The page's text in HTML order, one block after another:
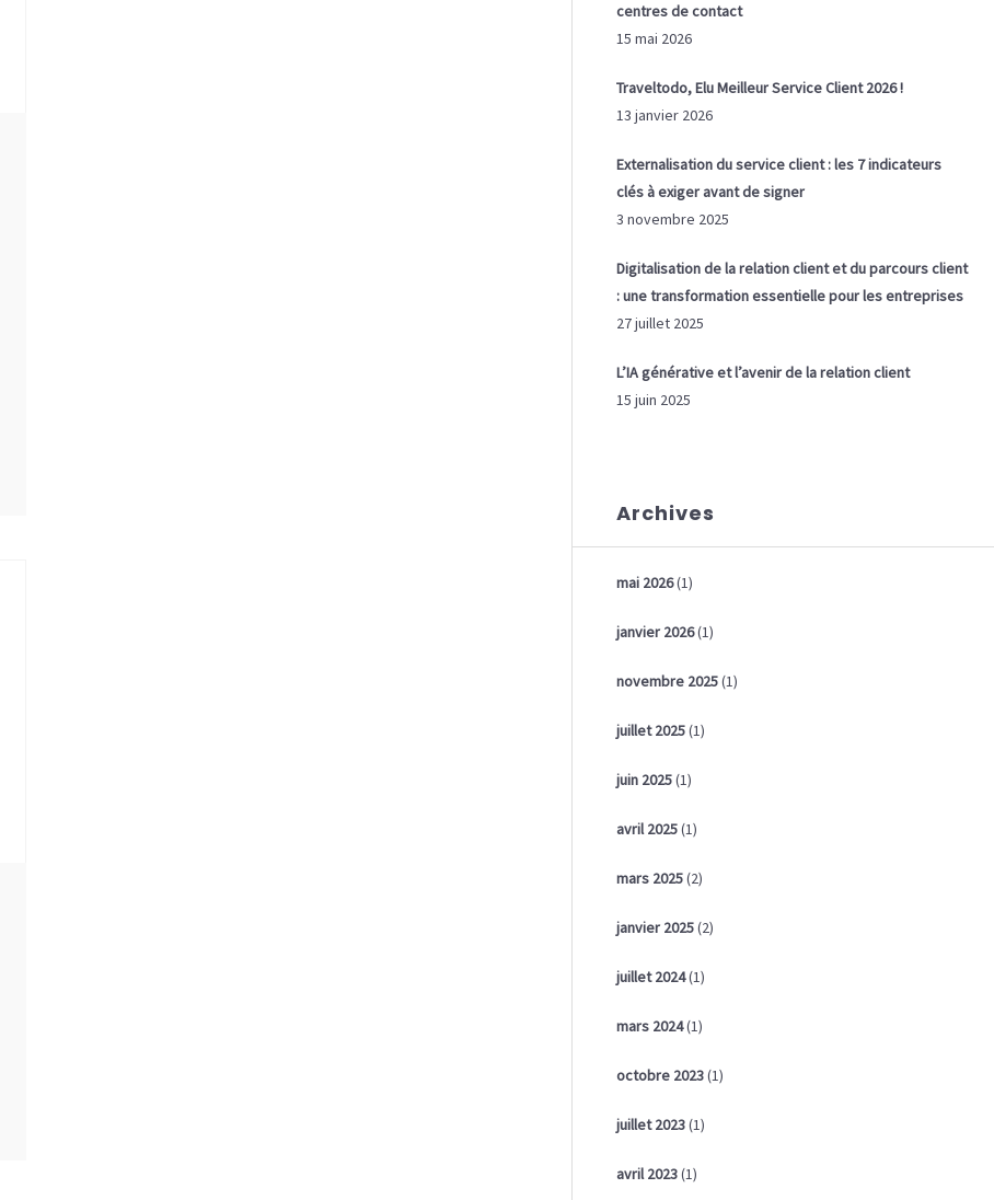
centres de contact
15 mai 2026
Traveltodo, Elu Meilleur Service Client 2026 !
13 janvier 2026
Externalisation du service client : les 7 indicateurs
clés à exiger avant de signer
3 novembre 2025
Digitalisation de la relation client et du parcours client
: une transformation essentielle pour les entreprises
27 juillet 2025
L’IA générative et l’avenir de la relation client
15 juin 2025
Archives
mai 2026(1)
janvier 2026(1)
novembre 2025(1)
juillet 2025(1)
juin 2025(1)
avril 2025(1)
mars 2025(2)
janvier 2025(2)
juillet 2024(1)
mars 2024(1)
octobre 2023(1)
juillet 2023(1)
avril 2023(1)